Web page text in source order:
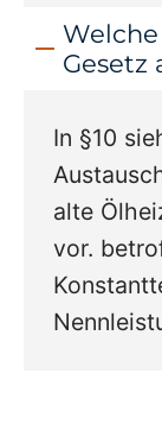
Gesetz
In §10
alte
vor.